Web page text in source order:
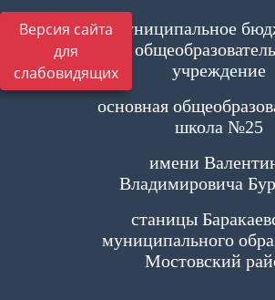
Версия сайта
для
слабовидящих
Муниципальное
учреждение
основная
школа №25
имени
Владимировича
станицы
муниципального
Мостовский